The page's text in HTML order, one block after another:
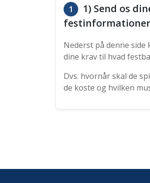
1
1) Send os
festinformationer
Nederst på denne side
dine krav til hvad
Dvs. hvornår skal de
de koste og hvilken